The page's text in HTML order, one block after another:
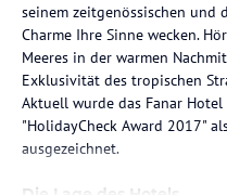
seinem zeitgenössischen
Charme Ihre Sinne wecken.
Meeres in der warmen
Exklusivität des tropischen
Aktuell wurde das Fanar
"HolidayCheck Award 2017"
ausgezeichnet.